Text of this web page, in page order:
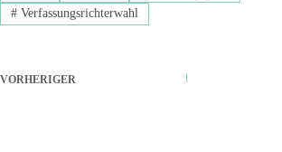
#Verfassungsrichterwahl
VORHERIGER